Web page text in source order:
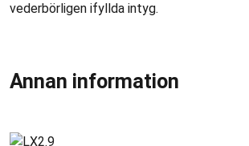
vederbörligen ifyllda intyg.
Annan information